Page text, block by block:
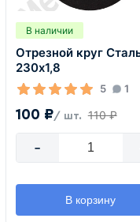
В наличии
Отрезной круг
230х1,8
5 1
100 ₽/ шт. 110 ₽
-
В корзину